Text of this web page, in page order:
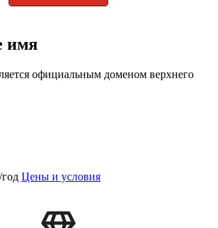
имя
официальным доменом верхнего
Цены и условия